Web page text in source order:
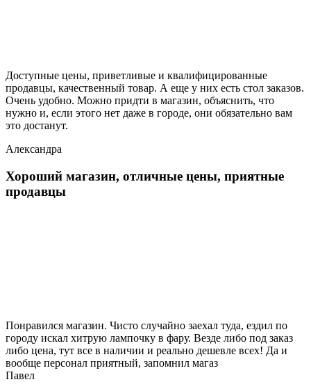
Доступные цены, приветливые и квалифицированные
продавцы, качественный товар. А еще у них есть стол заказов.
Очень удобно. Можно придти в магазин, объяснить, что
нужно и, если этого нет даже в городе, они обязательно вам
это достанут.
Александра
Хороший магазин, отличные цены, приятные
продавцы
Понравился магазин. Чисто случайно заехал туда, ездил по
городу искал хитрую лампочку в фару. Везде либо под заказ
либо цена, тут все в наличии и реально дешевле всех! Да и
вообще персонал приятный, запомнил магаз
Павел